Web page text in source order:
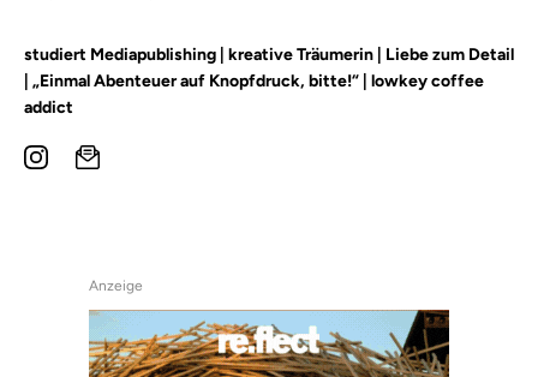
studiert Mediapublishing | kreative Träumerin | Liebe zum Detail
| „Einmal Abenteuer auf Knopfdruck, bitte!“ | lowkey coffee
addict
Anzeige